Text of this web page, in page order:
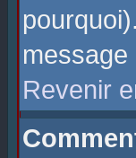
Revenir